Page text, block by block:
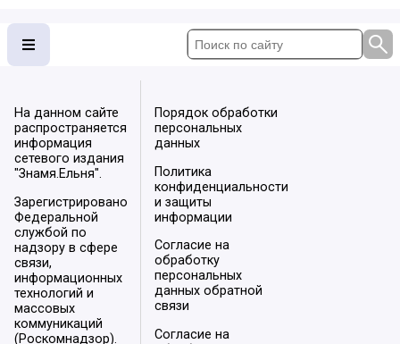
На данном сайте
распространяется
информация
сетевого издания
"Знамя.Ельня".
Зарегистрировано
Федеральной
службой по
надзору в сфере
связи,
информационных
технологий и
массовых
коммуникаций
(Роскомнадзор).
Порядок обработки
персональных
данных
Политика
конфиденциальности
и защиты
информации
Согласие на
обработку
персональных
данных обратной
связи
Согласие на